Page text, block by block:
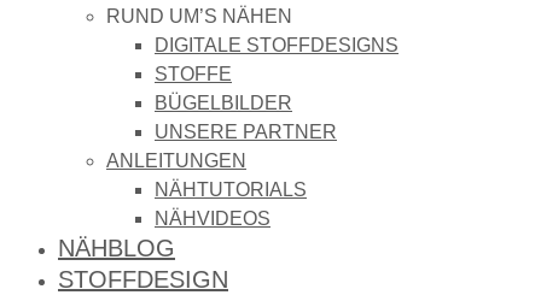
RUND UM’S NÄHEN
DIGITALE STOFFDESIGNS​
STOFFE
BÜGELBILDER
UNSERE PARTNER
ANLEITUNGEN
NÄHTUTORIALS
NÄHVIDEOS
NÄHBLOG
STOFFDESIGN